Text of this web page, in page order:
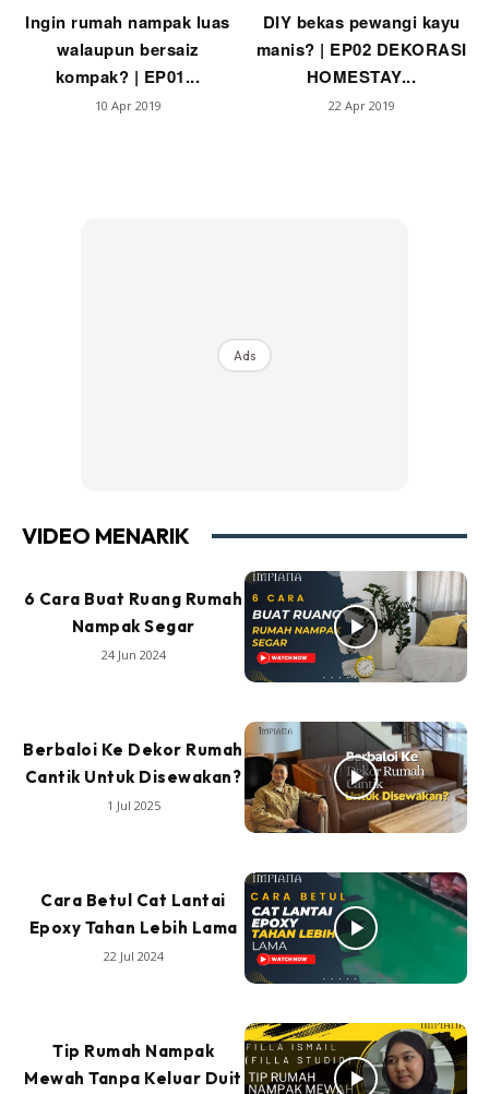
Ingin rumah nampak luas
walaupun bersaiz
kompak? | EP01...
10 Apr 2019
DIY bekas pewangi kayu
manis? | EP02 DEKORASI
HOMESTAY...
22 Apr 2019
Ads
VIDEO MENARIK
6 Cara Buat Ruang Rumah
Nampak Segar
24 Jun 2024
Berbaloi Ke Dekor Rumah
Cantik Untuk Disewakan?
1 Jul 2025
Cara Betul Cat Lantai
Epoxy Tahan Lebih Lama
22 Jul 2024
Tip Rumah Nampak
Mewah Tanpa Keluar Duit